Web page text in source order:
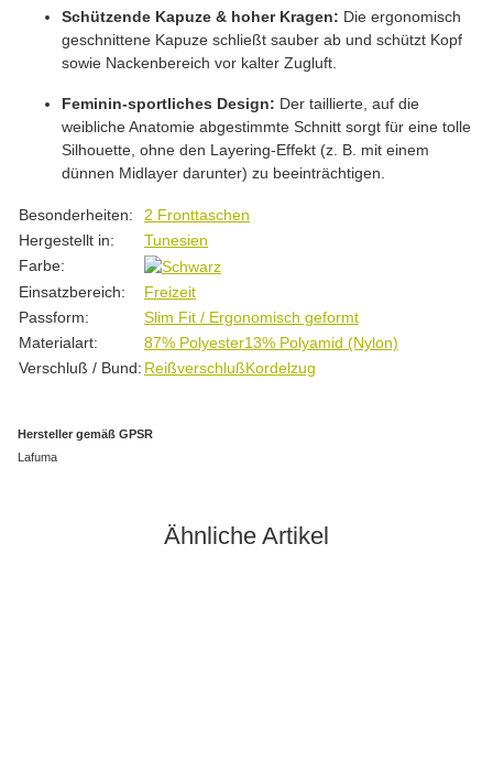
Schützende Kapuze & hoher Kragen: Die ergonomisch
geschnittene Kapuze schließt sauber ab und schützt Kopf
sowie Nackenbereich vor kalter Zugluft.
Feminin-sportliches Design: Der taillierte, auf die
weibliche Anatomie abgestimmte Schnitt sorgt für eine tolle
Silhouette, ohne den Layering-Effekt (z. B. mit einem
dünnen Midlayer darunter) zu beeinträchtigen.
Produkteigenschaft
Wert
Besonderheiten:
2 Fronttaschen
Hergestellt in:
Tunesien
Farbe:
Einsatzbereich:
Freizeit
Passform:
Slim Fit / Ergonomisch geformt
Materialart:
87% Polyester13% Polyamid (Nylon)
Verschluß / Bund: ReißverschlußKordelzug
Hersteller gemäß GPSR
Lafuma
Ähnliche Artikel